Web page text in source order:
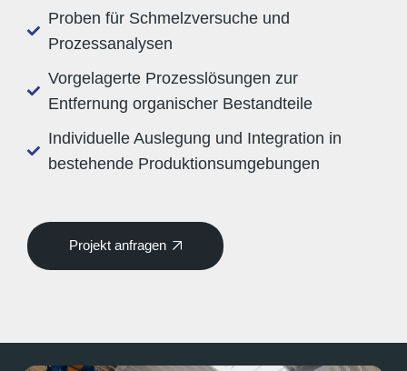
Proben für Schmelzversuche und
Prozessanalysen
Vorgelagerte Prozesslösungen zur
Entfernung organischer Bestandteile
Individuelle Auslegung und Integration in
bestehende Produktionsumgebungen
Projekt anfragen